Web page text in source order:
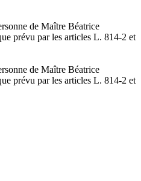
de Maître Béatrice
prévu par les articles L. 814-2 et
de Maître Béatrice
prévu par les articles L. 814-2 et